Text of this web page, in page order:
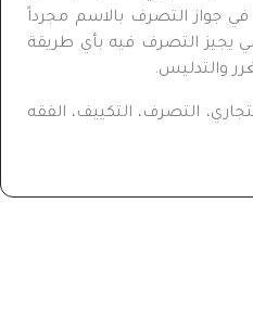
في جواز التصرف بالاسم مجرداً
يجيز التصرف فيه بأي طريقة
والتدليس.
التصرف، التكييف، الفقه